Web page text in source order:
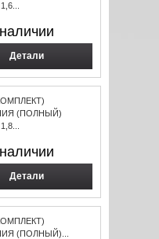
Детали
(ПОЛНЫЙ)
Детали
(ПОЛНЫЙ)...